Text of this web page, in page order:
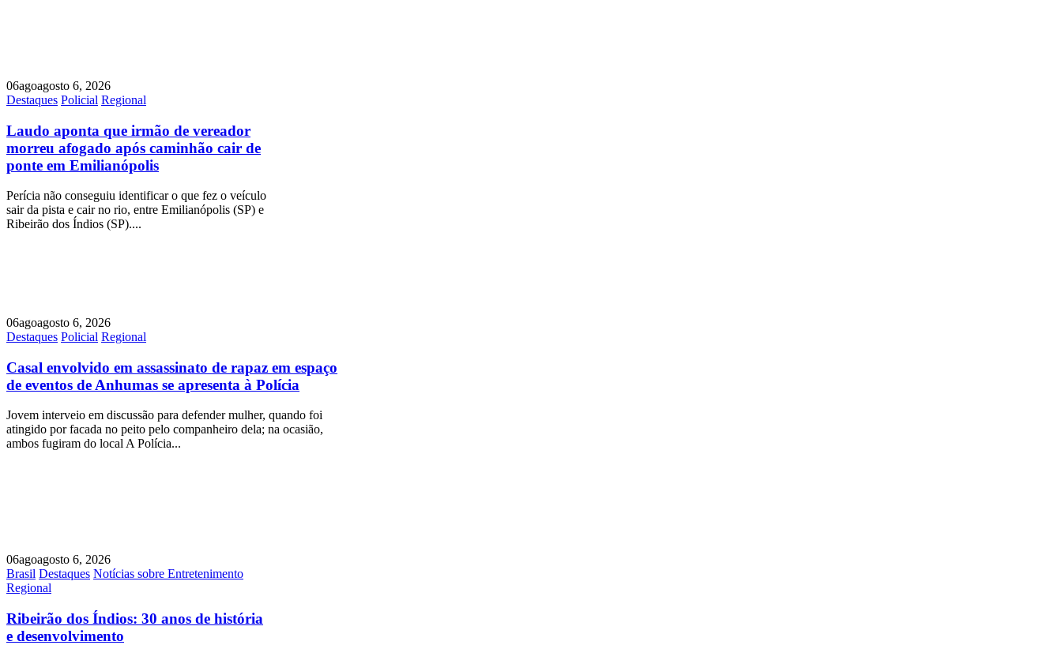
06agoagosto 6, 2026
Destaques Policial Regional
Laudo aponta que irmão de vereador
morreu afogado após caminhão cair de
ponte em Emilianópolis
Perícia não conseguiu identificar o que fez o veículo
sair da pista e cair no rio, entre Emilianópolis (SP) e
Ribeirão dos Índios (SP)....
06agoagosto 6, 2026
Destaques Policial Regional
Casal envolvido em assassinato de rapaz em espaço
de eventos de Anhumas se apresenta à Polícia
Jovem interveio em discussão para defender mulher, quando foi
atingido por facada no peito pelo companheiro dela; na ocasião,
ambos fugiram do local A Polícia...
06agoagosto 6, 2026
Brasil Destaques Notícias sobre Entretenimento
Regional
Ribeirão dos Índios: 30 anos de história
e desenvolvimento